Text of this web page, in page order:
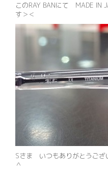
このRAY BANにて MADE IN
す＞＜
Sさま いつもありがとうご
＾